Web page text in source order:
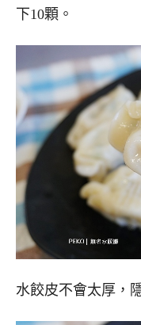
下10顆。
水餃皮不會太厚，